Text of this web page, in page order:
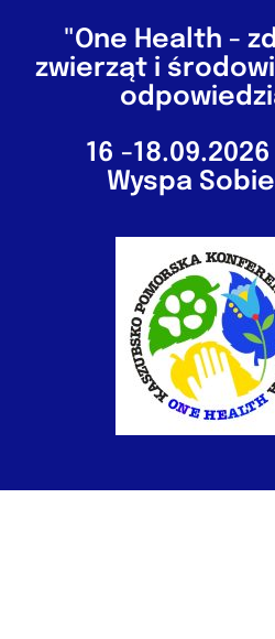
"One Health -
zwierząt i
16 -
Wyspa